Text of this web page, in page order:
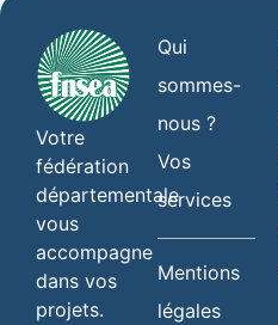
Votre
fédération
départementale
vous
accompagne
dans vos
projets.
Qui
sommes-
nous ?
Vos
services
Mentions
légales